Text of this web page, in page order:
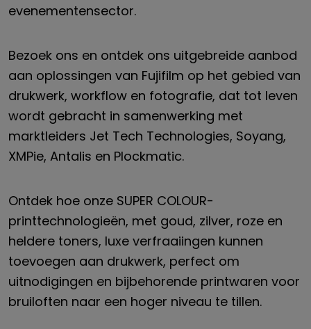
evenementensector.
Bezoek ons en ontdek ons uitgebreide aanbod
aan oplossingen van Fujifilm op het gebied van
drukwerk, workflow en fotografie, dat tot leven
wordt gebracht in samenwerking met
marktleiders Jet Tech Technologies, Soyang,
XMPie, Antalis en Plockmatic.
Ontdek hoe onze SUPER COLOUR-
printtechnologieën, met goud, zilver, roze en
heldere toners, luxe verfraaiingen kunnen
toevoegen aan drukwerk, perfect om
uitnodigingen en bijbehorende printwaren voor
bruiloften naar een hoger niveau te tillen.